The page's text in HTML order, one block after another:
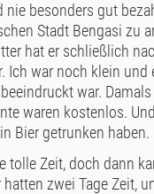
nie besonders gut
Stadt Bengasi zu
hat er schließlich
Ich war noch klein
war.
waren kostenlos.
Bier getrunken
tolle Zeit, doch dann
zwei Tage Zeit,